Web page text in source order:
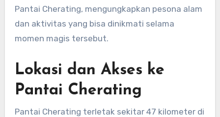
Pantai Cherating, mengungkapkan pesona alam
dan aktivitas yang bisa dinikmati selama
momen magis tersebut.
Lokasi dan Akses ke
Pantai Cherating
Pantai Cherating terletak sekitar 47 kilometer di